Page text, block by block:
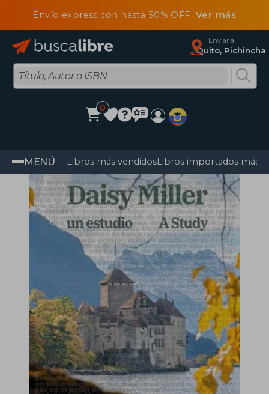
Envío express con hasta 50% OFF Ver más
Enviar a
Quito, Pichincha
0
MENÚ Libros más vendidosLibros importados más